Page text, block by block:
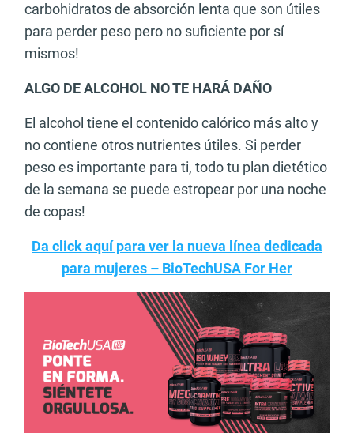
carbohidratos de absorción lenta que son útiles
para perder peso pero no suficiente por sí
mismos!
ALGO DE ALCOHOL NO TE HARÁ DAÑO
El alcohol tiene el contenido calórico más alto y
no contiene otros nutrientes útiles. Si perder
peso es importante para ti, todo tu plan dietético
de la semana se puede estropear por una noche
de copas!
Da click aquí para ver la nueva línea dedicada
para mujeres – BioTechUSA For Her